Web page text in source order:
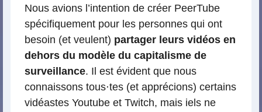
Nous avions l’intention de créer PeerTube
spécifiquement pour les personnes qui ont
besoin (et veulent) partager leurs vidéos en
dehors du modèle du capitalisme de
surveillance. Il est évident que nous
connaissons tous⋅tes (et apprécions) certains
vidéastes Youtube et Twitch, mais iels ne